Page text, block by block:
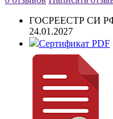
ГОСРЕЕСТР СИ
24.01.2027
Сертификат PDF